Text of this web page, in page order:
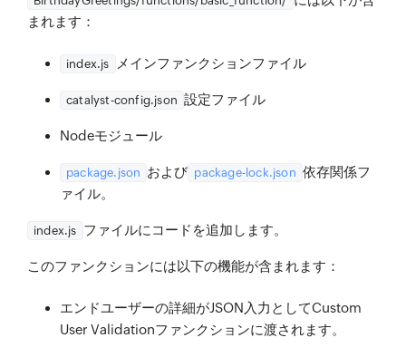
まれます：
index.js メインファンクションファイル
catalyst-config.json 設定ファイル
Nodeモジュール
package.json および package-lock.json 依存関係フ
ァイル。
index.js ファイルにコードを追加します。
このファンクションには以下の機能が含まれます：
エンドユーザーの詳細がJSON入力としてCustom
User Validationファンクションに渡されます。